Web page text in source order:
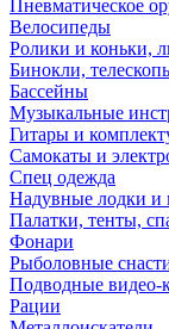
Пневматическое
Велосипеды
Ролики и коньки,
Бинокли,
Бассейны
Музыкальные
Гитары и
Самокаты и
Спец одежда
Надувные лодки и
Палатки, тенты,
Фонари
Рыболовные
Подводные видео-
Рации